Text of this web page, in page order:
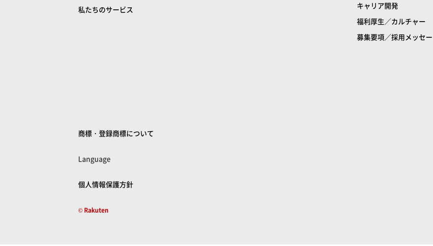
私たちのサービス
キャリア開発
福利厚生／カルチャー
募集要項／採用メッセ
商標・登録商標について
Language
個人情報保護方針
© Rakuten